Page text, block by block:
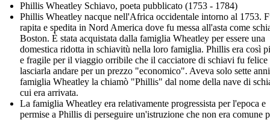
Phillis Wheatley Schiavo, poeta pubblicato (1753 - 1784)
Phillis Wheatley nacque nell'Africa occidentale intorno al 1753.
rapita e spedita in Nord America dove fu messa all'asta come
Boston. È stata acquistata dalla famiglia Wheatley per essere una
domestica ridotta in schiavitù nella loro famiglia. Phillis era così
e fragile per il viaggio orribile che il cacciatore di schiavi fu felice
lasciarla andare per un prezzo "economico". Aveva solo sette
famiglia Wheatley la chiamò "Phillis" dal nome della nave di
cui era arrivata.
La famiglia Wheatley era relativamente progressista per l'epoca e
permise a Phillis di perseguire un'istruzione che non era comune